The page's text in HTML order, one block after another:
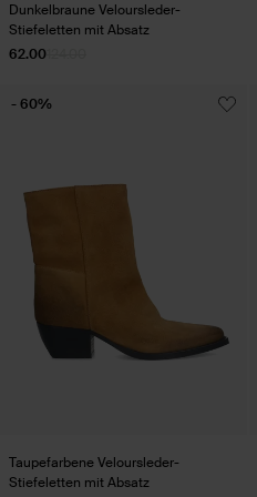
Dunkelbraune Veloursleder-
Stiefeletten mit Absatz
62.00
Taupefarbene Veloursleder-
Stiefeletten mit Absatz
- 60%